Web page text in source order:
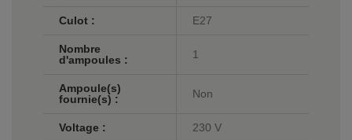
Culot : E27
Nombre
d'ampoules :
1
Ampoule(s)
fournie(s) :
Non
Voltage : 230 V